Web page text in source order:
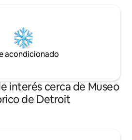
acondicionado
interés cerca de Museo
de Detroit